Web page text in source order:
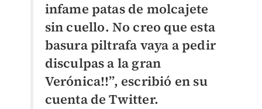
infame patas de molcajete
sin cuello. No creo que esta
basura piltrafa vaya a pedir
disculpas a la gran
Verónica!!”, escribió en su
cuenta de Twitter.